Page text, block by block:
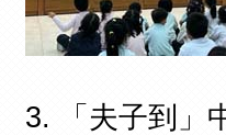
3. 「夫子到」